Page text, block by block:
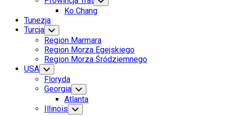
Child
Menu
Ko Chang
Tunezja
Turcja Toggle
Child
Menu
Region Marmara
Region Morza Egejskiego
Region Morza Śródziemnego
USA Toggle
Child
Menu
Floryda
Georgia Toggle
Child
Menu
Atlanta
Illinois Toggle